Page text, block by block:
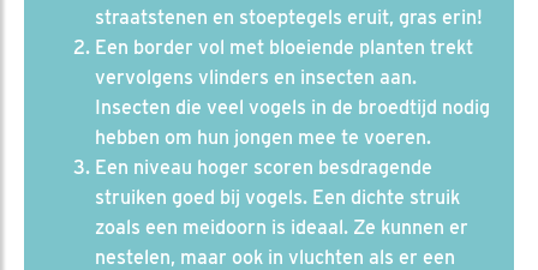
straatstenen en stoeptegels eruit, gras erin!
Een border vol met bloeiende planten trekt
vervolgens vlinders en insecten aan.
Insecten die veel vogels in de broedtijd nodig
hebben om hun jongen mee te voeren.
Een niveau hoger scoren besdragende
struiken goed bij vogels. Een dichte struik
zoals een meidoorn is ideaal. Ze kunnen er
nestelen, maar ook in vluchten als er een